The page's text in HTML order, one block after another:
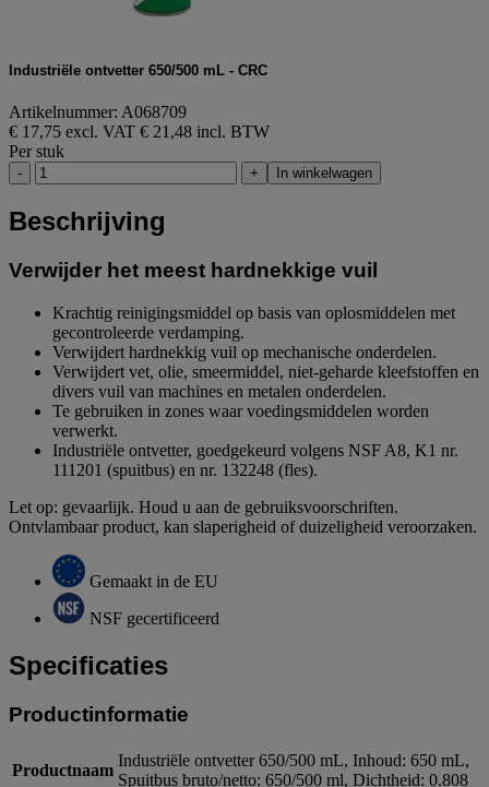
Industriële ontvetter 650/500 mL - CRC
Artikelnummer: A068709
€ 17,75 excl. VAT € 21,48 incl. BTW
Per stuk
- + In winkelwagen
Beschrijving
Verwijder het meest hardnekkige vuil
Krachtig reinigingsmiddel op basis van oplosmiddelen met
gecontroleerde verdamping.
Verwijdert hardnekkig vuil op mechanische onderdelen.
Verwijdert vet, olie, smeermiddel, niet-geharde kleefstoffen en
divers vuil van machines en metalen onderdelen.
Te gebruiken in zones waar voedingsmiddelen worden
verwerkt.
Industriële ontvetter, goedgekeurd volgens NSF A8, K1 nr.
111201 (spuitbus) en nr. 132248 (fles).
Let op: gevaarlijk. Houd u aan de gebruiksvoorschriften.
Ontvlambaar product, kan slaperigheid of duizeligheid veroorzaken.
Gemaakt in de EU
NSF gecertificeerd
Specificaties
Productinformatie
Productnaam
Industriële ontvetter 650/500 mL, Inhoud: 650 mL,
Spuitbus bruto/netto: 650/500 ml, Dichtheid: 0.808